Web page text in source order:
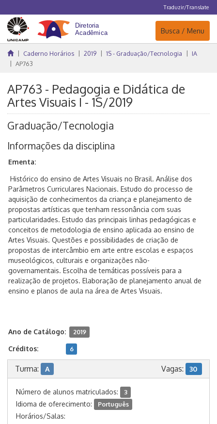
Traduzir/Translate
Navegação
Busca / Menu
Caderno Horários 2019 1S - Graduação/Tecnologia
IA
AP763
AP763 - Pedagogia e Didática de
Artes Visuais I - 1S/2019
Graduação/Tecnologia
Informações da disciplina
Ementa:
Histórico do ensino de Artes Visuais no Brasil. Análise dos
Parâmetros Curriculares Nacionais. Estudo do processo de
aquisição de conhecimentos da criança e planejamento de
propostas artísticas que tenham ressonância com suas
particularidades. Estudo das principais linhas pedagógicas e
conceitos de metodologia de ensino aplicada ao ensino de
Artes Visuais. Questões e possibilidades de criação de
propostas de intercâmbio em arte entre escolas e espaços
museológicos, culturais e organizações não-
governamentais. Escolha de temáticas possíveis para a
realização de projetos. Elaboração de planejamento anual de
ensino e planos de aula na área de Artes Visuais.
Ano de Catálogo: 2019
Créditos: 6
Turma: A Vagas: 30
Número de alunos matriculados: 3
Idioma de oferecimento: Português
Horários/Salas: